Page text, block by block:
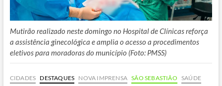
Mutirão realizado neste domingo no Hospital de Clínicas reforça
a assistência ginecológica e amplia o acesso a procedimentos
eletivos para moradoras do município (Foto: PMSS)
CIDADES DESTAQUES NOVA IMPRENSA SÃO SEBASTIÃO SAÚDE